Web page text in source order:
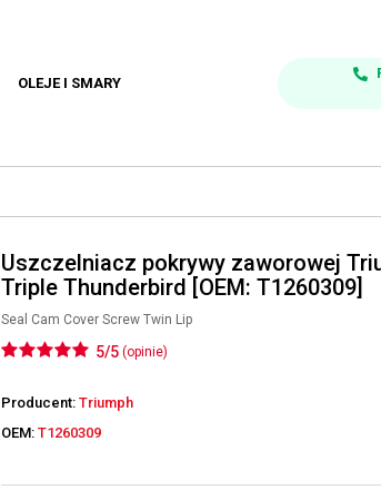
OLEJE I SMARY
Uszczelniacz pokrywy zaworowej
Triple Thunderbird [OEM: T1260309]
Seal Cam Cover Screw Twin Lip
5/5 (opinie)
Producent: Triumph
OEM: T1260309